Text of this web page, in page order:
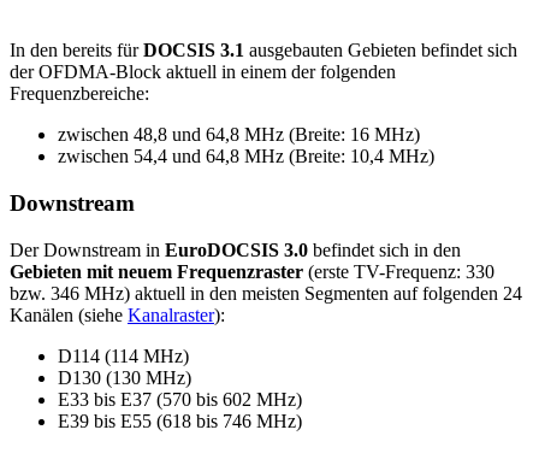
In den bereits fürDOCSIS 3.1 ausgebauten Gebieten befindet sich
der OFDMA-Block aktuell in einem der folgenden
Frequenzbereiche:
zwischen 48,8 und 64,8 MHz (Breite: 16 MHz)
zwischen 54,4 und 64,8 MHz (Breite: 10,4 MHz)
Downstream
Der Downstream in EuroDOCSIS 3.0 befindet sich in den
Gebieten mit neuem Frequenzraster (erste TV-Frequenz: 330
bzw. 346 MHz) aktuell in den meisten Segmenten auf folgenden 24
Kanälen (siehe Kanalraster):
D114 (114 MHz)
D130 (130 MHz)
E33 bis E37 (570 bis 602 MHz)
E39 bis E55 (618 bis 746 MHz)